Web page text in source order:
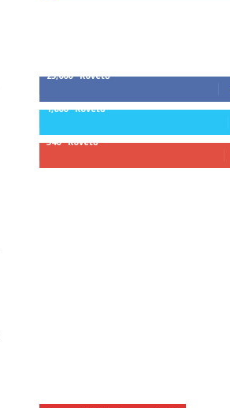
25,000 Követő
1,000 Követő
340 Követő